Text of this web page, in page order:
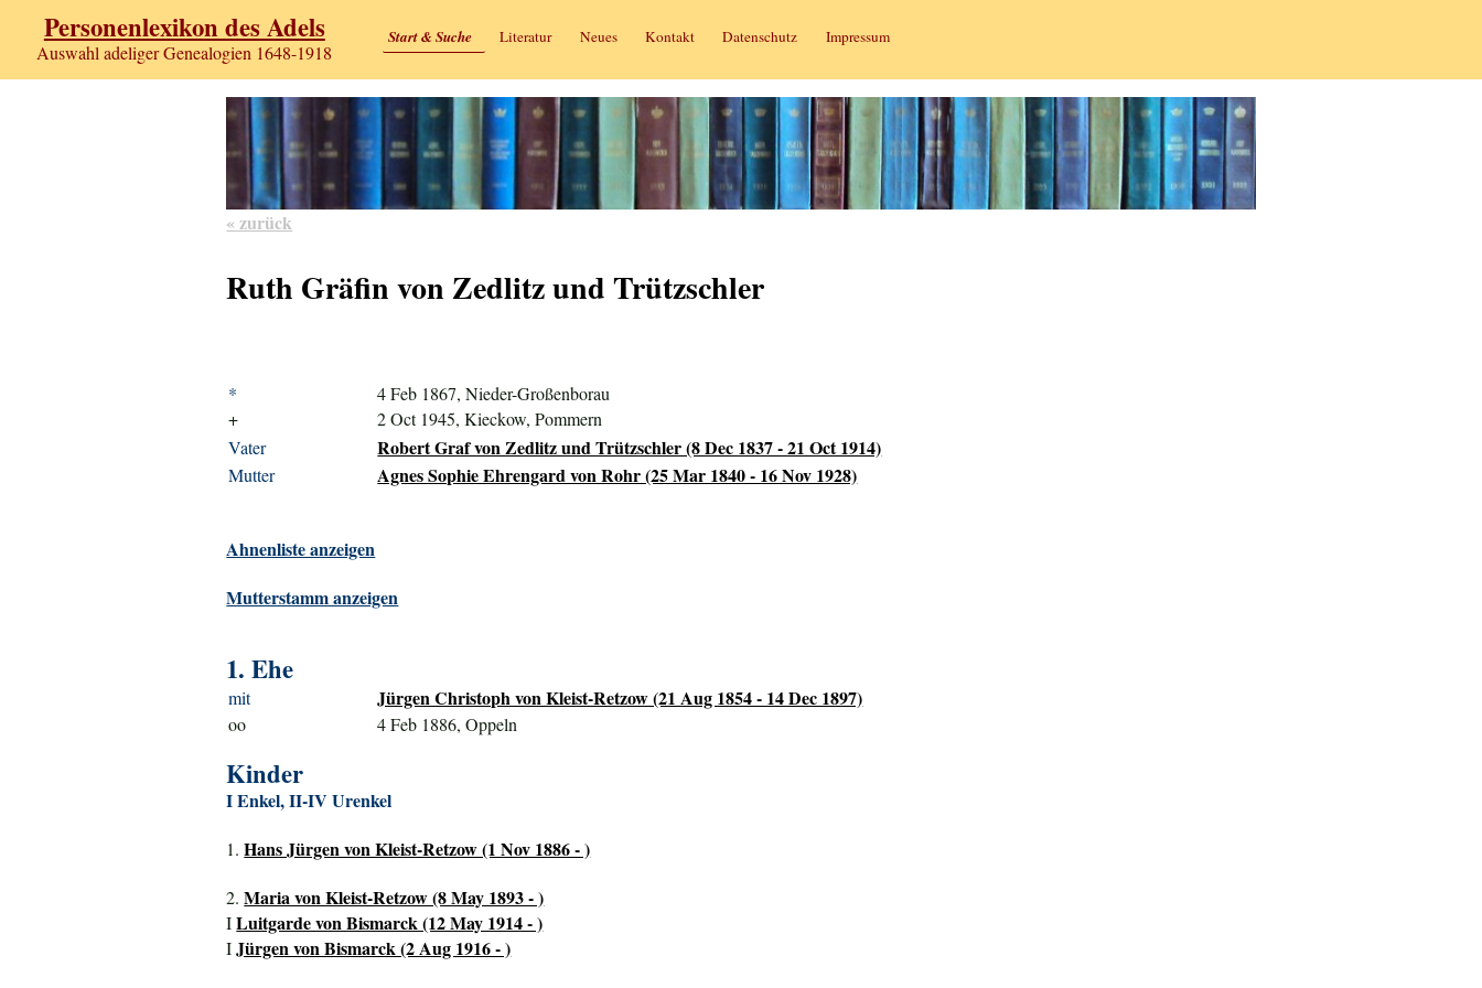
Personenlexikon des Adels
Auswahl adeliger Genealogien 1648-1918
Start & Suche Literatur Neues Kontakt Datenschutz Impressum
« zurück
Ruth Gräfin von Zedlitz und Trützschler
*
4 Feb 1867, Nieder-Großenborau
+
2 Oct 1945, Kieckow, Pommern
Vater
Robert Graf von Zedlitz und Trützschler (8 Dec 1837 - 21 Oct 1914)
Mutter Agnes Sophie Ehrengard von Rohr (25 Mar 1840 - 16 Nov 1928)
Ahnenliste anzeigen
Mutterstamm anzeigen
1. Ehe
mit Jürgen Christoph von Kleist-Retzow (21 Aug 1854 - 14 Dec 1897)
oo 4 Feb 1886, Oppeln
Kinder
I Enkel, II-IV Urenkel
1.Hans Jürgen von Kleist-Retzow (1 Nov 1886 - )
2.Maria von Kleist-Retzow (8 May 1893 - )
ILuitgarde von Bismarck (12 May 1914 - )
IJürgen von Bismarck (2 Aug 1916 - )